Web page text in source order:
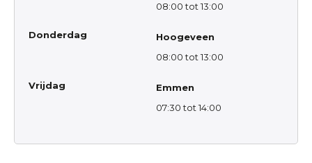
08:00 tot 13:00
Donderdag
Hoogeveen
08:00 tot 13:00
Vrijdag
Emmen
07:30 tot 14:00